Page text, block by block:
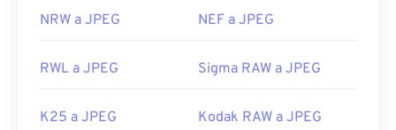
NRW a JPEG NEF a JPEG
RWL a JPEG Sigma RAW a JPEG
K25 a JPEG Kodak RAW a JPEG